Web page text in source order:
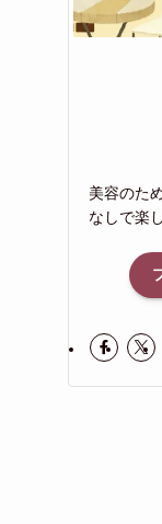
美容のた
なしで楽